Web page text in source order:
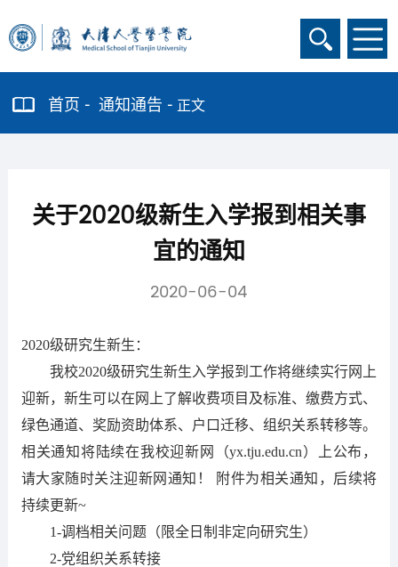
首页 通知通告 正文
关于2020级新生入学报到相关事
宜的通知
2020-06-04
2020级研究生新生：
我校2020级研究生新生入学报到工作将继续实行网上
迎新，新生可以在网上了解收费项目及标准、缴费方式、
绿色通道、奖励资助体系、户口迁移、组织关系转移等。
相关通知将陆续在我校迎新网（yx.tju.edu.cn）上公布，
请大家随时关注迎新网通知！ 附件为相关通知，后续将
持续更新~
1-调档相关问题（限全日制非定向研究生）
2-党组织关系转接